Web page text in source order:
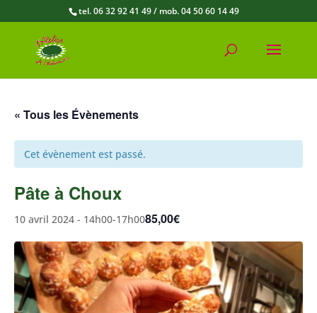
tel. 06 32 92 41 49 / mob. 04 50 60 14 49
« Tous les Évènements
Cet évènement est passé.
Pâte à Choux
10 avril 2024 - 14h00-17h0085,00€